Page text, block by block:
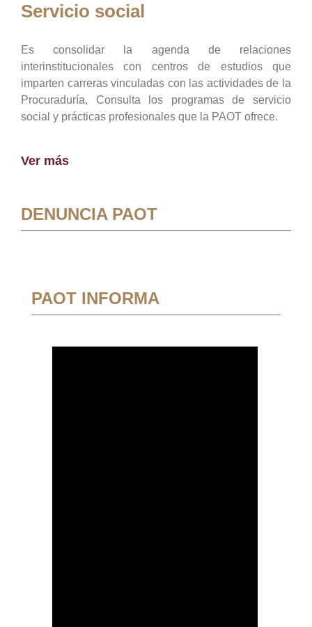
Servicio social
Es consolidar la agenda de relaciones
interinstitucionales con centros de estudios que
imparten carreras vinculadas con las actividades de la
Procuraduría, Consulta los programas de servicio
social y prácticas profesionales que la PAOT ofrece.
Ver más
DENUNCIA PAOT
PAOT INFORMA